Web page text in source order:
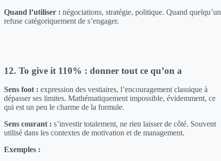
Quand l’utiliser : négociations, stratégie, politique. Quand quelqu’un
refuse catégoriquement de s’engager.
12. To give it 110% : donner tout ce qu’on a
Sens foot : expression des vestiaires, l’encouragement classique à
dépasser ses limites. Mathématiquement impossible, évidemment, ce
qui est un peu le charme de la formule.
Sens courant : s’investir totalement, ne rien laisser de côté. Souvent
utilisé dans les contextes de motivation et de management.
Exemples :